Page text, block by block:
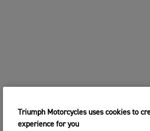
Triumph Motorcycles uses cookies to
experience for you